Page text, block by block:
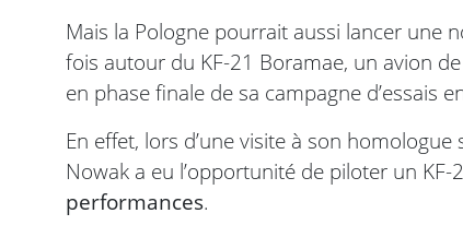
Mais la Pologne pourrait aussi lancer une
fois autour du KF-21 Boramae, un avion
en phase finale de sa campagne d’essais
En effet, lors d’une visite à son
Nowak a eu l’opportunité de piloter un KF-
performances.